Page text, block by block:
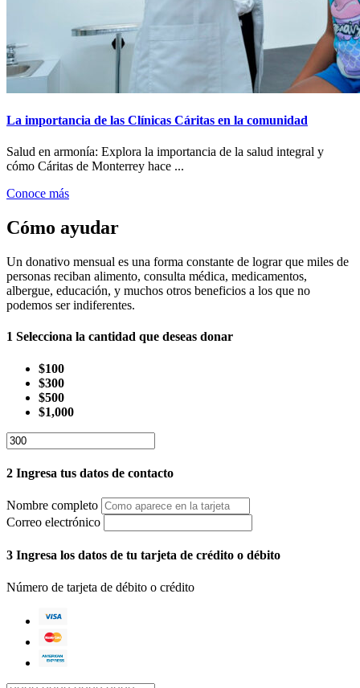
La importancia de las Clínicas Cáritas en la comunidad
Salud en armonía: Explora la importancia de la salud integral y
cómo Cáritas de Monterrey hace ...
Conoce más
Cómo ayudar
Un donativo mensual es una forma constante de lograr que miles de
personas reciban alimento, consulta médica, medicamentos,
albergue, educación, y muchos otros beneficios a los que no
podemos ser indiferentes.
1 Selecciona la cantidad que deseas donar
$100
$300
$500
$1,000
2 Ingresa tus datos de contacto
Nombre completo
Correo electrónico
3 Ingresa los datos de tu tarjeta de crédito o débito
Número de tarjeta de débito o crédito